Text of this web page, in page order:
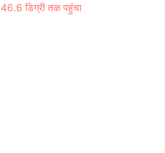
46.6 डिग्री तक पहुंचा